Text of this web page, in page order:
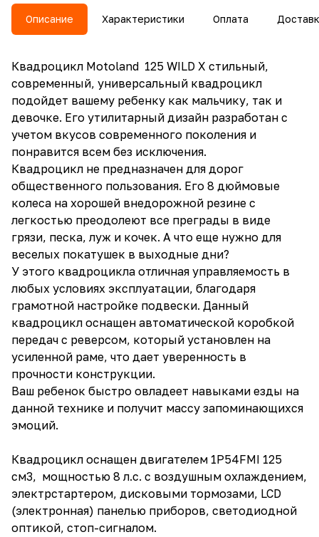
Описание Характеристики Оплата
Квадроцикл Motoland 125 WILD X cтильный,
современный, универсальный квадроцикл
подойдет вашему ребенку как мальчику, так и
девочке. Его утилитарный дизайн разработан с
учетом вкусов современного поколения и
понравится всем без исключения.
Квадроцикл не предназначен для дорог
общественного пользования. Его 8 дюймовые
колеса на хорошей внедорожной резине с
легкостью преодолеют все преграды в виде
грязи, песка, луж и кочек. А что еще нужно для
веселых покатушек в выходные дни?
У этого квадроцикла отличная управляемость в
любых условиях эксплуатации, благодаря
грамотной настройке подвески. Данный
квадроцикл оснащен автоматической коробкой
передач с реверсом, который установлен на
усиленной раме, что дает уверенность в
прочности конструкции.
Ваш ребенок быстро овладеет навыками езды на
данной технике и получит массу запоминающихся
эмоций.
Квадроцикл оснащен двигателем 1P54FMI 125
см3, мощностью 8 л.с. c воздушным охлаждением,
электрстартером, дисковыми тормозами, LCD
(электронная) панелью приборов, светодиодной
оптикой, стоп-сигналом.